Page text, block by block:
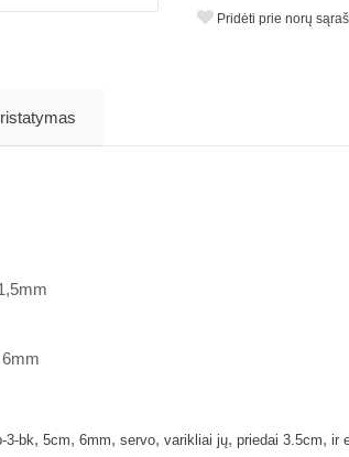
Pridėti prie norų
3-bk, 5cm, 6mm, servo, varikliai jų, priedai 3.5cm, ir